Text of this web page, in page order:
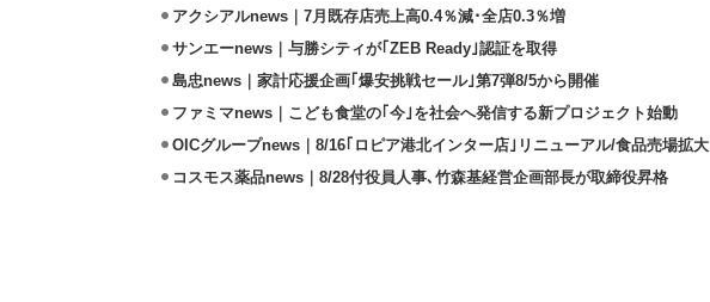
アクシアルnews｜7月既存店売上高0.4％減･全店0.3％増
サンエーnews｜与勝シティが｢ZEB Ready｣認証を取得
島忠news｜家計応援企画｢爆安挑戦セール｣第7弾8/5から開催
ファミマnews｜こども食堂の｢今｣を社会へ発信する新プロジェクト始動
OICグループnews｜8/16｢ロピア港北インター店｣リニューアル/食品売場拡大
コスモス薬品news｜8/28付役員人事､竹森基経営企画部長が取締役昇格